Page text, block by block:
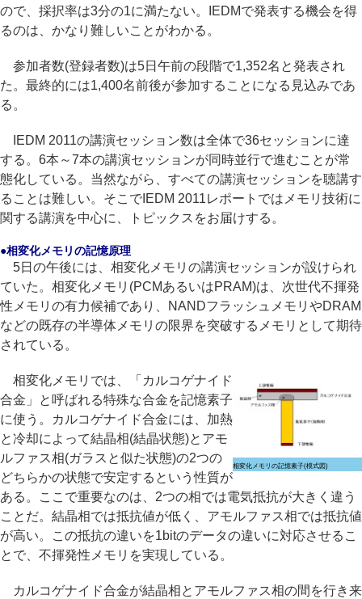
ので、採択率は3分の1に満たない。IEDMで発表する機会を得
るのは、かなり難しいことがわかる。
参加者数(登録者数)は5日午前の段階で1,352名と発表され
た。最終的には1,400名前後が参加することになる見込みであ
る。
IEDM 2011の講演セッション数は全体で36セッションに達
する。6本～7本の講演セッションが同時並行で進むことが常
態化している。当然ながら、すべての講演セッションを聴講す
ることは難しい。そこでIEDM 2011レポートではメモリ技術に
関する講演を中心に、トピックスをお届けする。
●相変化メモリの記憶原理
5日の午後には、相変化メモリの講演セッションが設けられ
ていた。相変化メモリ(PCMあるいはPRAM)は、次世代不揮発
性メモリの有力候補であり、NANDフラッシュメモリやDRAM
などの既存の半導体メモリの限界を突破するメモリとして期待
されている。
相変化メモリの記憶素子(模式図)
相変化メモリでは、「カルコゲナイド
合金」と呼ばれる特殊な合金を記憶素子
に使う。カルコゲナイド合金には、加熱
と冷却によって結晶相(結晶状態)とアモ
ルファス相(ガラスと似た状態)の2つの
どちらかの状態で安定するという性質が
ある。ここで重要なのは、2つの相では電気抵抗が大きく違う
ことだ。結晶相では抵抗値が低く、アモルファス相では抵抗値
が高い。この抵抗の違いを1bitのデータの違いに対応させるこ
とで、不揮発性メモリを実現している。
カルコゲナイド合金が結晶相とアモルファス相の間を行き来